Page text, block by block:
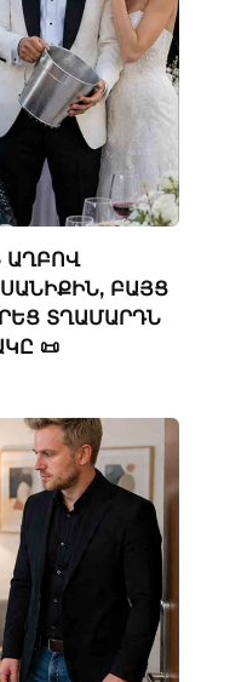
ԱՂԲՈՎ
ԲԱՅՑ
ՏՂԱՄԱՐԴՆ
📜